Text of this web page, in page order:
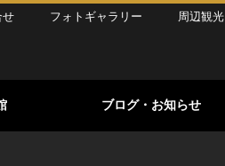
せ フォトギャラリー 周辺観光
ブログ・お知らせ